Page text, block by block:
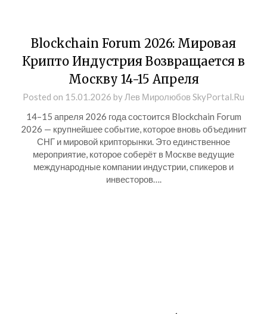
Blockchain Forum 2026: Мировая
Крипто Индустрия Возвращается в
Москву 14-15 Апреля
Posted on 15.01.2026 by Лев Миролюбов SkyPortal.Ru
14–15 апреля 2026 года состоится Blockchain Forum
2026 — крупнейшее событие, которое вновь объединит
СНГ и мировой крипторынки. Это единственное
мероприятие, которое соберёт в Москве ведущие
международные компании индустрии, спикеров и
инвесторов….